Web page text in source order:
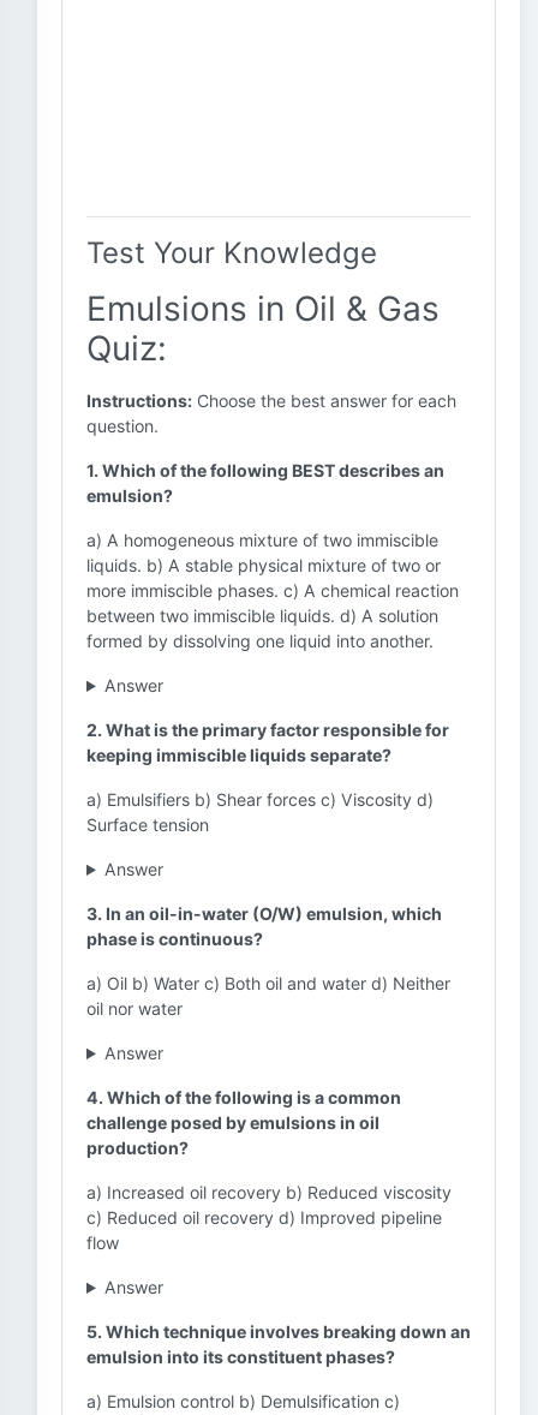
Test Your Knowledge
Emulsions in Oil & Gas
Quiz:
Instructions: Choose the best answer for each
question.
1. Which of the following BEST describes an
emulsion?
a) A homogeneous mixture of two immiscible
liquids. b) A stable physical mixture of two or
more immiscible phases. c) A chemical reaction
between two immiscible liquids. d) A solution
formed by dissolving one liquid into another.
Answer
2. What is the primary factor responsible for
keeping immiscible liquids separate?
a) Emulsifiers b) Shear forces c) Viscosity d)
Surface tension
Answer
3. In an oil-in-water (O/W) emulsion, which
phase is continuous?
a) Oil b) Water c) Both oil and water d) Neither
oil nor water
Answer
4. Which of the following is a common
challenge posed by emulsions in oil
production?
a) Increased oil recovery b) Reduced viscosity
c) Reduced oil recovery d) Improved pipeline
flow
Answer
5. Which technique involves breaking down an
emulsion into its constituent phases?
a) Emulsion control b) Demulsification c)